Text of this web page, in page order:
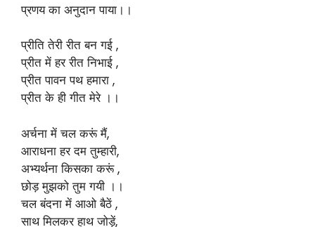
प्रणय का अनुदान पाया।।
प्रीति तेरी रीत बन गई ,
प्रीत में हर रीत निभाई ,
प्रीत पावन पथ हमारा ,
प्रीत के ही गीत मेरे ।।
अर्चना में चल करूं मैं,
आराधना हर दम तुम्हारी,
अभ्यर्थना किसका करूं ,
छोड़ मुझको तुम गयी ।।
चल बंदना में आओ बैठें ,
साथ मिलकर हाथ जोड़ें,